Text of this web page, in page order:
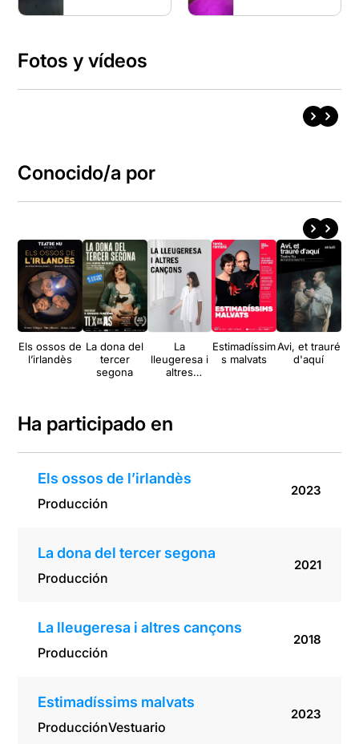
Fotos y vídeos
Conocido/a por
Els ossos de
l’irlandès
La dona del
tercer
segona
La
lleugeresa i
altres
Estimadíssim
s malvats
Avi, et trauré
d'aquí
Ha participado en
Els ossos de l’irlandès
Producción
2023
La dona del tercer segona
Producción
2021
La lleugeresa i altres cançons
Producción
2018
Estimadíssims malvats
ProducciónVestuario
2023